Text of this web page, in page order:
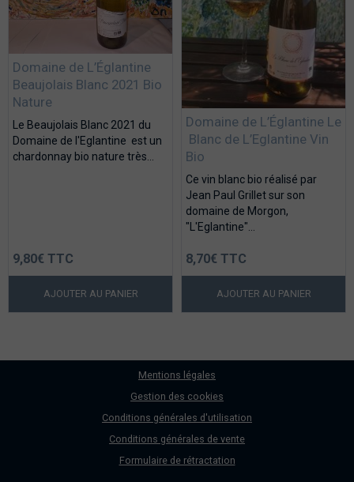
Domaine de L’Églantine
Beaujolais Blanc 2021 Bio
Nature
Le Beaujolais Blanc 2021 du
Domaine de l'Eglantine est un
chardonnay bio nature très...
9,80€ TTC
AJOUTER AU PANIER
Domaine de L’Églantine Le
Blanc de L’Eglantine Vin
Bio
Ce vin blanc bio réalisé par
Jean Paul Grillet sur son
domaine de Morgon,
"L'Eglantine"...
8,70€ TTC
AJOUTER AU PANIER
Mentions légales
Gestion des cookies
Conditions générales d'utilisation
Conditions générales de vente
Formulaire de rétractation